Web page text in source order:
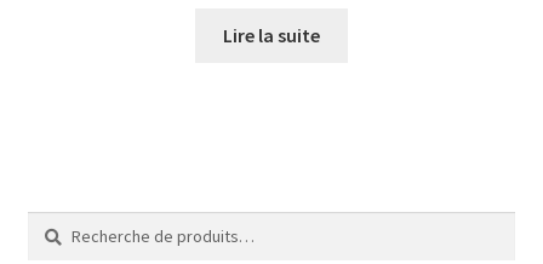
Lire la suite
Recherche
pour :
Recherche